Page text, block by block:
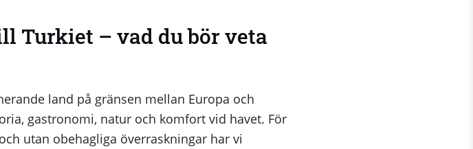
Turkiet – vad du bör veta
land på gränsen mellan Europa och
gastronomi, natur och komfort vid havet. För
utan obehagliga överraskningar har vi